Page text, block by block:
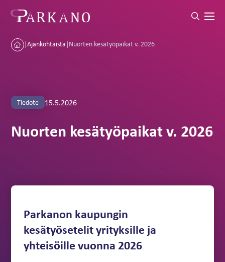
|Ajankohtaista|Nuorten kesätyöpaikat v. 2026
Tiedote 15.5.2026
Nuorten kesätyöpaikat v. 2026
Parkanon kaupungin
kesätyösetelit yrityksille ja
yhteisöille vuonna 2026